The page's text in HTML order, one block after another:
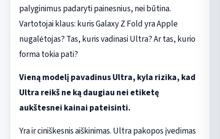
palyginimus padaryti painesnius, nei būtina.
Vartotojai klaus: kuris Galaxy Z Fold yra Apple
nugalėtojas? Tas, kuris vadinasi Ultra? Ar tas, kurio
forma tokia pati?
Vieną modelį pavadinus Ultra, kyla rizika, kad
Ultra reikš ne ką daugiau nei etiketę
aukštesnei kainai pateisinti.
Yra ir ciniškesnis aiškinimas. Ultra pakopos įvedimas